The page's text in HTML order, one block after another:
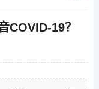
COVID-19？